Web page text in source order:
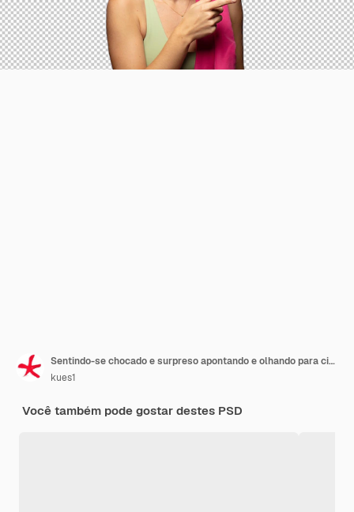
Sentindo-se chocado e surpreso apontando e olhando para cima em admiração com olhar de boca aberta espantado
kues1
Você também pode gostar destes PSD